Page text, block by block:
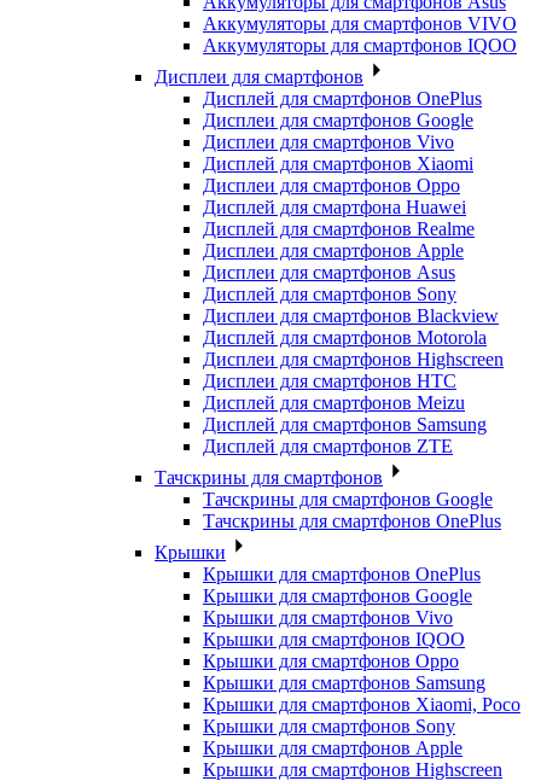
Аккумуляторы для смартфонов VIVO
Аккумуляторы для смартфонов IQOO
Дисплеи для смартфонов
Дисплей для смартфонов OnePlus
Дисплеи для смартфонов Google
Дисплеи для смартфонов Vivo
Дисплей для смартфонов Xiaomi
Дисплеи для смартфонов Oppo
Дисплей для смартфона Huawei
Дисплей для смартфонов Realme
Дисплеи для смартфонов Apple
Дисплеи для смартфонов Asus
Дисплей для смартфонов Sony
Дисплеи для смартфонов Blackview
Дисплей для смартфонов Motorola
Дисплеи для смартфонов Highscreen
Дисплеи для смартфонов HTC
Дисплей для смартфонов Meizu
Дисплей для смартфонов Samsung
Дисплей для смартфонов ZTE
Тачскрины для смартфонов
Тачскрины для смартфонов Google
Тачскрины для смартфонов OnePlus
Крышки
Крышки для смартфонов OnePlus
Крышки для смартфонов Google
Крышки для смартфонов Vivo
Крышки для смартфонов IQOO
Крышки для смартфонов Oppo
Крышки для смартфонов Samsung
Крышки для смартфонов Xiaomi, Poco
Крышки для смартфонов Sony
Крышки для смартфонов Apple
Крышки для смартфонов Highscreen